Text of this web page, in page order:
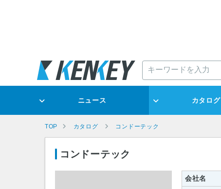
ニュース カタログ
TOP カタログ コンドーテック
コンドーテック
会社名